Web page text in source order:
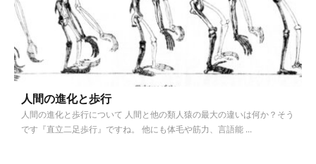
人間の進化と歩行
人間の進化と歩行について 人間と他の類人猿の最大の違いは何か？そう
です『直立二足歩行』ですね。 他にも体毛や筋力、言語能 ...